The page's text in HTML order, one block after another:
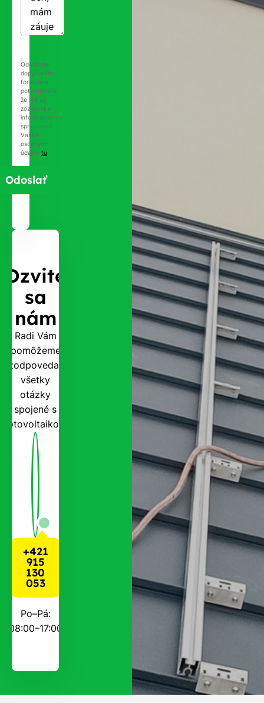
Ozvite
sa
nám
Radi Vám
pomôžeme
zodpovedať
všetky
otázky
spojené s
fotovoltaikou.
+421
915
130
053
Po–Pá:
08:00–17:00
Odoslaním
dopytového
formulára
potvrdzujete,
že ste sa
zoznámili s
informáciami o
spracovaní
Vašich
osobných
údajov tu